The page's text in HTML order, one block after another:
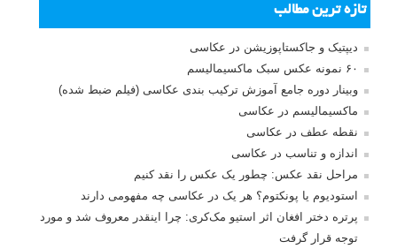
تازه ترین مطالب
دیپتیک و جاکستا‌پوزیشن در عکاسی
۶۰ نمونه عکس سبک ماکسیمالیسم
وبینار دوره جامع آموزش ترکیب بندی عکاسی (فیلم ضبط شده)
ماکسیمالیسم در عکاسی
نقطه عطف در عکاسی
اندازه و تناسب در عکاسی
مراحل نقد عکس: چطور یک عکس را نقد کنیم
استودیوم یا پونکتوم؟ هر یک در عکاسی چه مفهومی دارند
پرتره دختر افغان اثر استیو مک‌کری: چرا اینقدر معروف شد و مورد
توجه قرار گرفت